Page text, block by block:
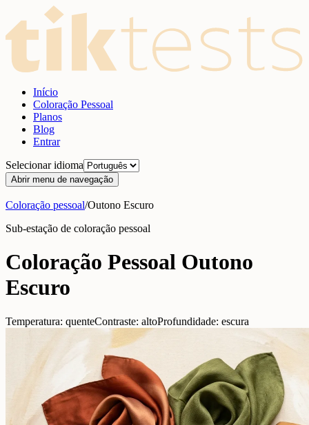
Início
Coloração Pessoal
Planos
Blog
Entrar
Selecionar idioma
Abrir menu de navegação
Coloração pessoal/Outono Escuro
Sub-estação de coloração pessoal
Coloração Pessoal Outono
Escuro
Temperatura: quenteContraste: altoProfundidade: escura